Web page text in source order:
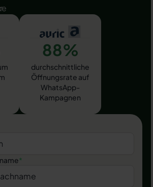
88%
durchschnittliche
Öffnungsrate auf
WhatsApp-
Kampagnen
*